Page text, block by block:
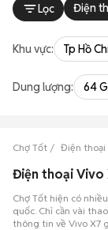
Lọc Điện
Khu vực: Tp Hồ
Dung lượng: 64
Chợ Tốt Điện thoại
Chợ Tốt hiện có
quốc. Chỉ cần vài
thông tin về Vivo X7